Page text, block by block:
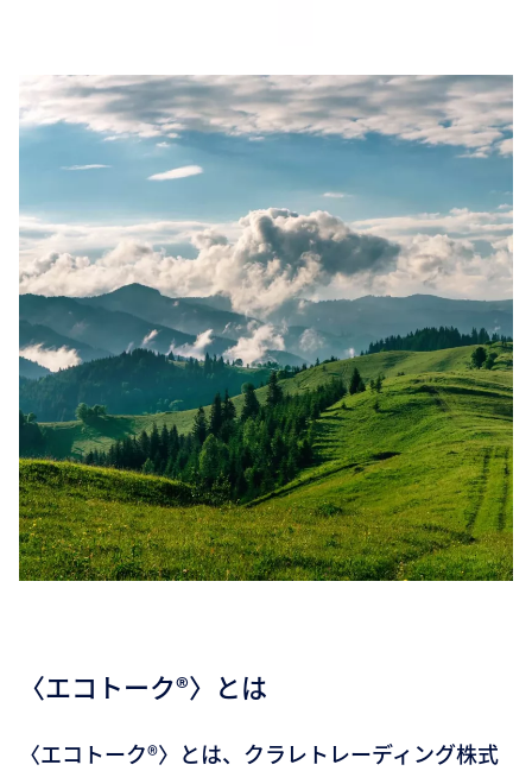
〈エコトーク®〉とは
〈エコトーク®〉とは、クラレトレーディング株式